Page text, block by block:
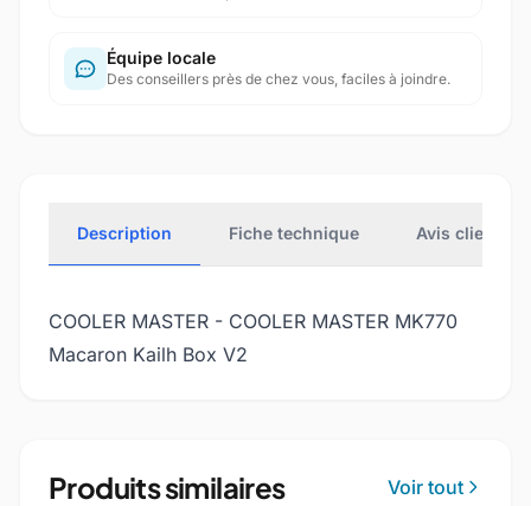
Équipe locale
Des conseillers près de chez vous, faciles à joindre.
Description Fiche technique Avis clients
COOLER MASTER - COOLER MASTER MK770
Macaron Kailh Box V2
Produits similaires Voir tout